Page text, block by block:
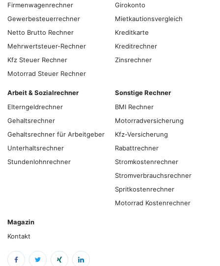
Firmenwagenrechner
Gewerbesteuerrechner
Netto Brutto Rechner
Mehrwertsteuer-Rechner
Kfz Steuer Rechner
Motorrad Steuer Rechner
Girokonto
Mietkautionsvergleich
Kreditkarte
Kreditrechner
Zinsrechner
Arbeit & Sozialrechner
Elterngeldrechner
Gehaltsrechner
Gehaltsrechner für Arbeitgeber
Unterhaltsrechner
Stundenlohnrechner
Sonstige Rechner
BMI Rechner
Motorradversicherung
Kfz-Versicherung
Rabattrechner
Stromkostenrechner
Stromverbrauchsrechner
Spritkostenrechner
Motorrad Kostenrechner
Magazin
Kontakt